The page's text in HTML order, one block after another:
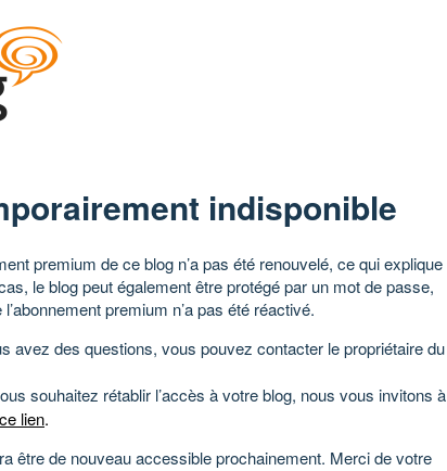
indisponible
premium de ce blog n’a pas été renouvelé, ce qui explique
le blog peut également être protégé par un mot de passe,
premium n’a pas été réactivé.
avez des questions, vous pouvez contacter le propriétaire du
souhaitez rétablir l’accès à votre blog, nous vous invitons à
ce lien.
être de nouveau accessible prochainement. Merci de votre